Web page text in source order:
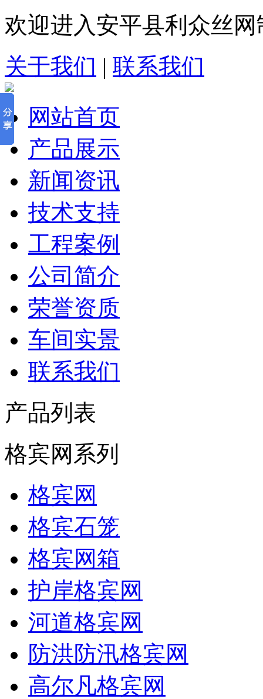
欢迎进入安平县利众丝
关于我们 | 联系我们
网站首页
产品展示
新闻资讯
技术支持
工程案例
公司简介
荣誉资质
车间实景
联系我们
产品列表
格宾网系列
格宾网
格宾石笼
格宾网箱
护岸格宾网
河道格宾网
防洪防汛格宾网
高尔凡格宾网